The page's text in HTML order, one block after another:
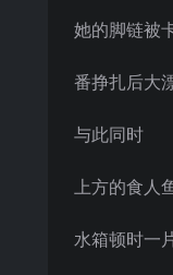
她的脚链被
番挣扎后大
与此同时
上方的食人
水箱顿时一